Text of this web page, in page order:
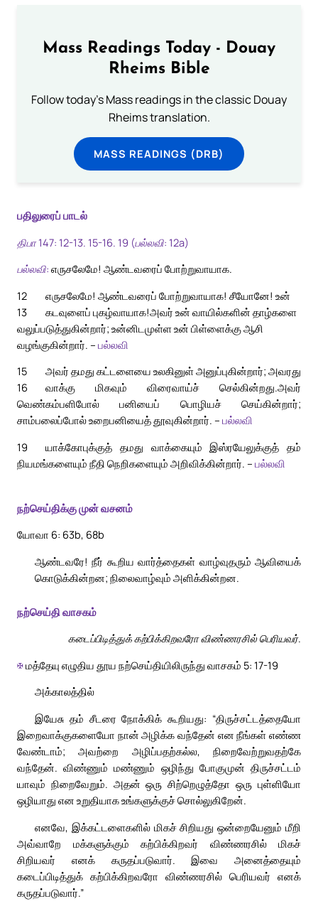
Mass Readings Today - Douay
Rheims Bible
Follow today's Mass readings in the classic Douay
Rheims translation.
MASS READINGS (DRB)
பதிலுரைப் பாடல்
திபா 147: 12-13. 15-16. 19 (பல்லவி: 12a)
பல்லவி: எருசலேமே! ஆண்டவரைப் போற்றுவாயாக.
12
எருசலேமே! ஆண்டவரைப் போற்றுவாயாக! சீயோனே! உன்
கடவுளைப் புகழ்வாயாக!
13
அவர் உன் வாயில்களின் தாழ்களை
வலுப்படுத்துகின்றார்; உன்னிடமுள்ள உன் பிள்ளைக்கு ஆசி
வழங்குகின்றார். – பல்லவி
15
அவர் தமது கட்டளையை உலகினுள் அனுப்புகின்றார்; அவரது
வாக்கு மிகவும் விரைவாய்ச் செல்கின்றது.
16
அவர்
வெண்கம்பளிபோல் பனியைப் பொழியச் செய்கின்றார்;
சாம்பலைப்போல் உறைபனியைத் தூவுகின்றார். – பல்லவி
19
யாக்கோபுக்குத் தமது வாக்கையும் இஸ்ரயேலுக்குத் தம்
நியமங்களையும் நீதி நெறிகளையும் அறிவிக்கின்றார். – பல்லவி
நற்செய்திக்கு முன் வசனம்
யோவா 6: 63b, 68b
ஆண்டவரே! நீர் கூறிய வார்த்தைகள் வாழ்வுதரும் ஆவியைக்
கொடுக்கின்றன; நிலைவாழ்வும் அளிக்கின்றன.
நற்செய்தி வாசகம்
கடைப்பிடித்துக் கற்பிக்கிறவரோ விண்ணரசில் பெரியவர்.
✠மத்தேயு எழுதிய தூய நற்செய்தியிலிருந்து வாசகம் 5: 17-19
அக்காலத்தில்
இயேசு தம் சீடரை நோக்கிக் கூறியது: “திருச்சட்டத்தையோ
இறைவாக்குகளையோ நான் அழிக்க வந்தேன் என நீங்கள் எண்ண
வேண்டாம்; அவற்றை அழிப்பதற்கல்ல, நிறைவேற்றுவதற்கே
வந்தேன். விண்ணும் மண்ணும் ஒழிந்து போகுமுன் திருச்சட்டம்
யாவும் நிறைவேறும். அதன் ஒரு சிற்றெழுத்தோ ஒரு புள்ளியோ
ஒழியாது என உறுதியாக உங்களுக்குச் சொல்லுகிறேன்.
எனவே, இக்கட்டளைகளில் மிகச் சிறியது ஒன்றையேனும் மீறி
அவ்வாறே மக்களுக்கும் கற்பிக்கிறவர் விண்ணரசில் மிகச்
சிறியவர் எனக் கருதப்படுவார். இவை அனைத்தையும்
கடைப்பிடித்துக் கற்பிக்கிறவரோ விண்ணரசில் பெரியவர் எனக்
கருதப்படுவார்.”